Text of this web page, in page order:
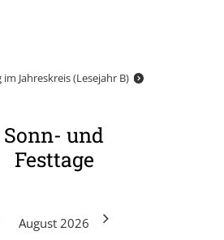
Jahreskreis (Lesejahr B)
Sonn- und
Festtage
August 2026